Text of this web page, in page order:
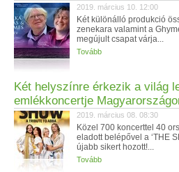
2019. március 10. 12:00
Két különálló produkció
zenekara valamint a
megújult csapat várja...
Tovább
Két helyszínre érkezik a világ
emlékkoncertje
2019. március 08. 08:30
Közel 700 koncerttel 40
eladott belépővel a ‘THE
újabb sikert hozott!...
Tovább